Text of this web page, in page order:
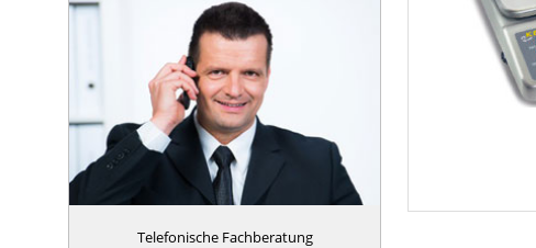
Telefonische Fachberatung